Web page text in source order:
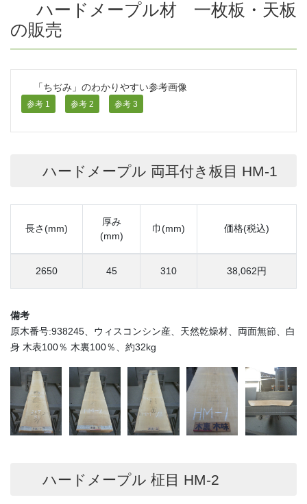
ハードメープル材 一枚板・天板
の販売
「ちぢみ」のわかりやすい参考画像
参考 1 参考 2 参考 3
ハードメープル 両耳付き板目 HM-1
長さ(mm)
厚み
(mm)
巾(mm) 価格(税込)
2650 45 310 38,062円
備考
原木番号:938245、ウィスコンシン産、天然乾燥材、両面無節、白
身 木表100％ 木裏100％、約32kg
ハードメープル 柾目 HM-2